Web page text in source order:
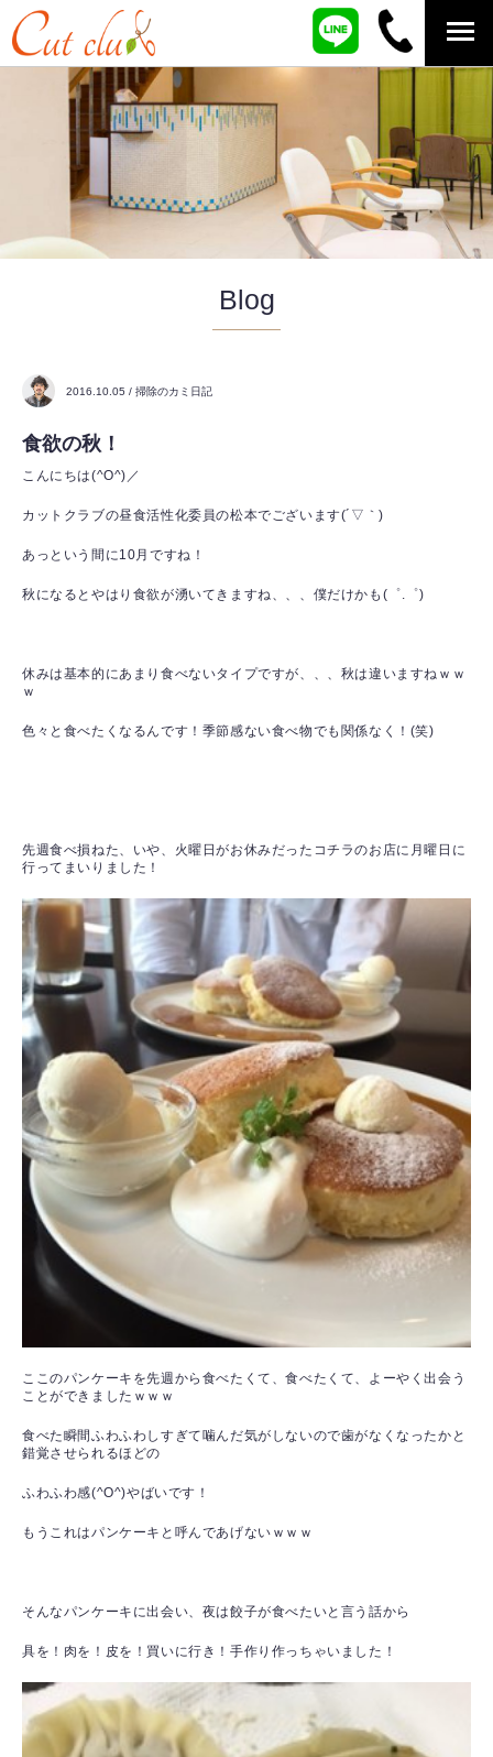
Blog
2016.10.05 / 掃除のカミ日記
食欲の秋！
こんにちは(^O^)／
カットクラブの昼食活性化委員の松本でございます(´▽｀)
あっという間に10月ですね！
秋になるとやはり食欲が湧いてきますね、、、僕だけかも(゜.゜)
休みは基本的にあまり食べないタイプですが、、、秋は違いますねｗｗ
ｗ
色々と食べたくなるんです！季節感ない食べ物でも関係なく！(笑)
先週食べ損ねた、いや、火曜日がお休みだったコチラのお店に月曜日に
行ってまいりました！
ここのパンケーキを先週から食べたくて、食べたくて、よーやく出会う
ことができましたｗｗｗ
食べた瞬間ふわふわしすぎて噛んだ気がしないので歯がなくなったかと
錯覚させられるほどの
ふわふわ感(^O^)やばいです！
もうこれはパンケーキと呼んであげないｗｗｗ
そんなパンケーキに出会い、夜は餃子が食べたいと言う話から
具を！肉を！皮を！買いに行き！手作り作っちゃいました！